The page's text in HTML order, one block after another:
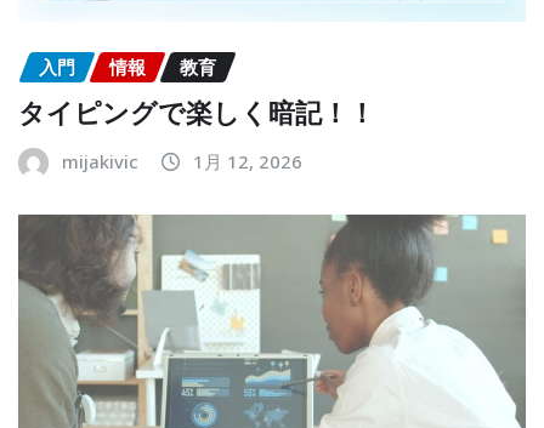
入門 情報 教育
タイピングで楽しく暗記！！
mijakivic 1月 12, 2026